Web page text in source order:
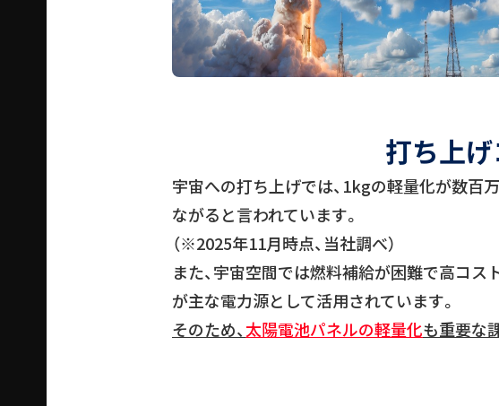
打ち上げ
宇宙への打ち上げでは、1kgの軽量化が数百
ながると言われています。
（※2025年11月時点、当社調べ）
また、宇宙空間では燃料補給が困難で高コス
が主な電力源として活用されています。
そのため、太陽電池パネルの軽量化も重要な